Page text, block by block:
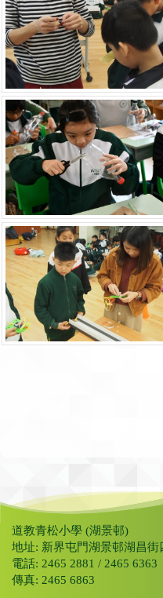
道教青松小學 (湖景邨)
地址: 新界屯門湖景邨湖昌街
電話: 2465 2881 / 2465 6363
傳真: 2465 6863